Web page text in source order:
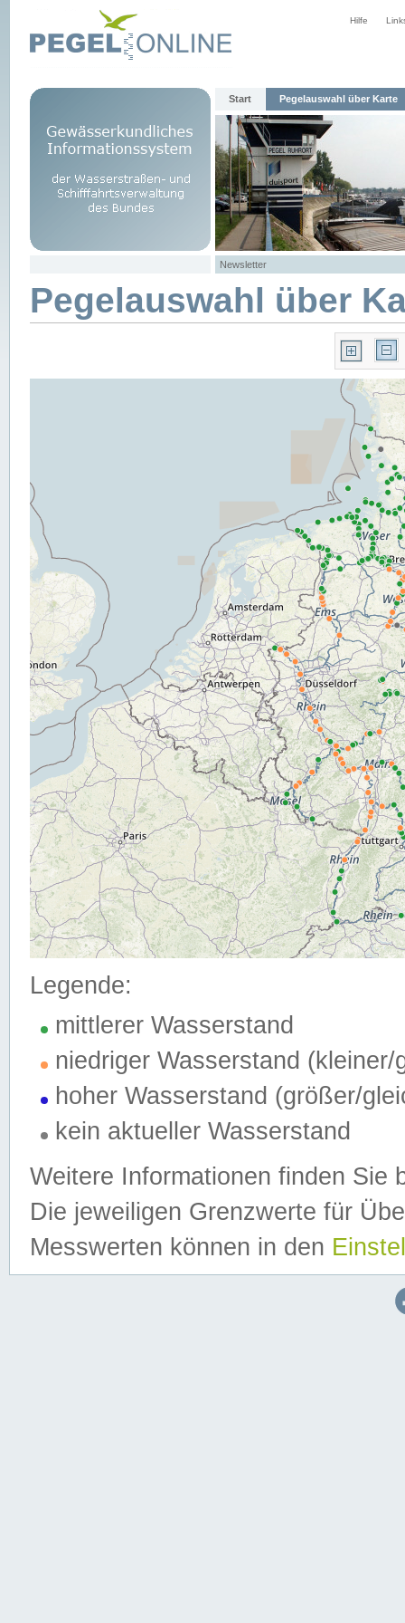
Hilfe
Start Pegelauswahl über Karte
Newsletter
Pegelauswahl über
Legende:
mittlerer Wasserstand
niedriger Wasserstand (kleiner/
hoher Wasserstand (größer/
kein aktueller Wasserstand
Weitere Informationen finden Sie
Die jeweiligen Grenzwerte für
Messwerten können in den